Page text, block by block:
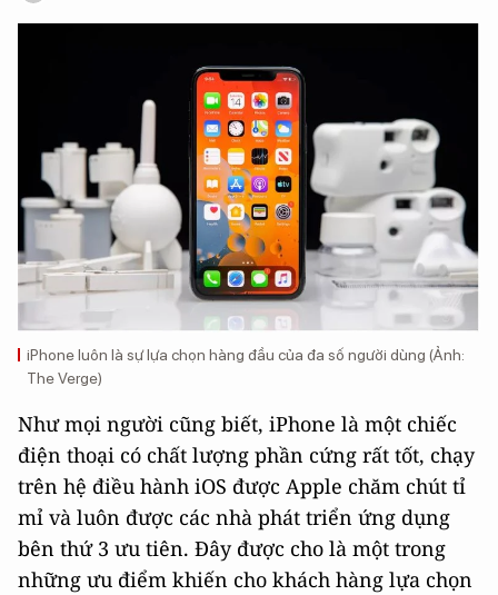
iPhone luôn là sự lựa chọn hàng đầu của đa số người dùng (Ảnh:
The Verge)
Như mọi người cũng biết, iPhone là một chiếc
điện thoại có chất lượng phần cứng rất tốt, chạy
trên hệ điều hành iOS được Apple chăm chút tỉ
mỉ và luôn được các nhà phát triển ứng dụng
bên thứ 3 ưu tiên. Đây được cho là một trong
những ưu điểm khiến cho khách hàng lựa chọn